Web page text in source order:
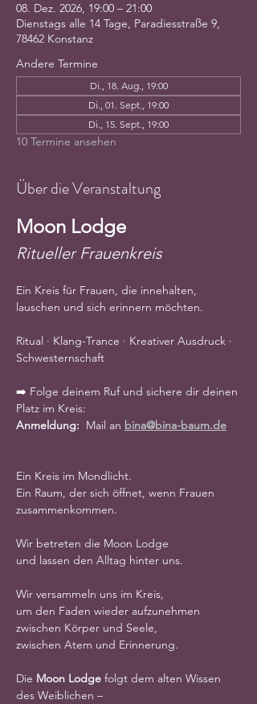
08. Dez. 2026, 19:00 – 21:00
Dienstags alle 14 Tage, Paradiesstraße 9,
78462 Konstanz
Andere Termine
Di., 18. Aug., 19:00
Di., 01. Sept., 19:00
Di., 15. Sept., 19:00
10 Termine ansehen
Über die Veranstaltung
Moon Lodge
Ritueller Frauenkreis
Ein Kreis für Frauen, die innehalten,
lauschen und sich erinnern möchten.
Ritual · Klang-Trance · Kreativer Ausdruck ·
Schwesternschaft
➡️ Folge deinem Ruf und sichere dir deinen
Platz im Kreis:
Anmeldung: Mail an bina@bina-baum.de
Ein Kreis im Mondlicht.
Ein Raum, der sich öffnet, wenn Frauen
zusammenkommen.
Wir betreten die Moon Lodge
und lassen den Alltag hinter uns.
Wir versammeln uns im Kreis,
um den Faden wieder aufzunehmen
zwischen Körper und Seele,
zwischen Atem und Erinnerung.
Die Moon Lodge folgt dem alten Wissen
des Weiblichen –